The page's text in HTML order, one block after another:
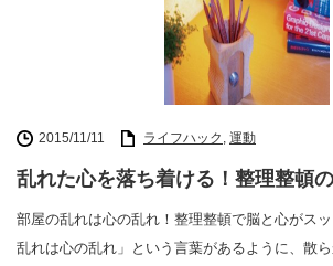
2015/11/11 ライフハック , 運動
乱れた心を落ち着ける！整理整頓
部屋の乱れは心の乱れ！整理整頓で脳と心がス
乱れは心の乱れ」という言葉があるように、散